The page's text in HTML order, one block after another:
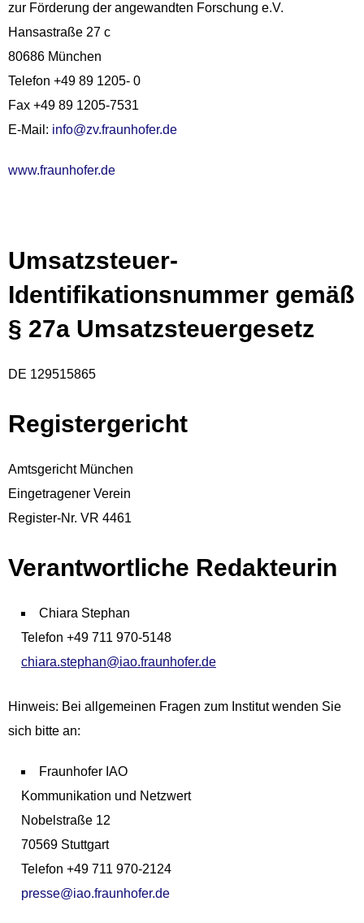
zur Förderung der angewandten Forschung e.V.
Hansastraße 27 c
80686 München
Telefon +49 89 1205- 0
Fax +49 89 1205-7531
E-Mail: info@zv.fraunhofer.de
www.fraunhofer.de
Umsatzsteuer-
Identifikationsnummer gemäß
§ 27a Umsatzsteuergesetz
DE 129515865
Registergericht
Amtsgericht München
Eingetragener Verein
Register-Nr. VR 4461
Verantwortliche Redakteurin
Chiara Stephan
Telefon +49 711 970-5148
chiara.stephan@iao.fraunhofer.de
Hinweis: Bei allgemeinen Fragen zum Institut wenden Sie
sich bitte an:
Fraunhofer IAO
Kommunikation und Netzwert
Nobelstraße 12
70569 Stuttgart
Telefon +49 711 970-2124
presse@iao.fraunhofer.de